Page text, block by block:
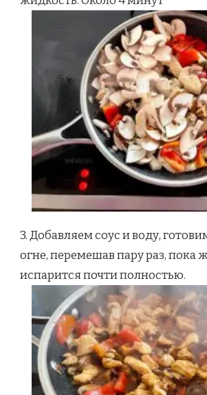
3. Добавляем соус и воду,
огне, перемешав пару раз, пока
испарится почти полностью.